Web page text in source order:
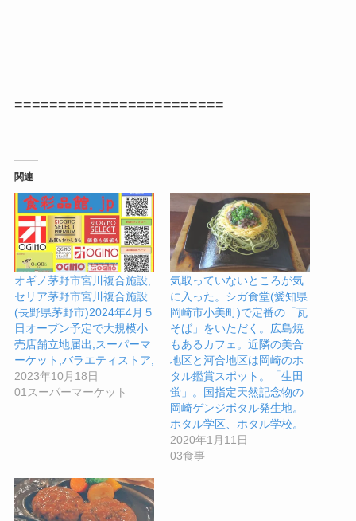
========================
関連
オギノ茅野市宮川複合施設,
セリア茅野市宮川複合施設
(長野県茅野市)2024年4月５
日オープン予定で大規模小
売店舗立地届出,スーパーマ
ーケット,バラエティストア,
2023年10月18日
01スーパーマーケット
気取っていないところが気
に入った。シガ食堂(愛知県
岡崎市小美町)で定番の「瓦
そば」をいただく。広島焼
もあるカフェ。近隣の美合
地区と河合地区は岡崎のホ
タル鑑賞スポット。「生田
蛍」。国指定天然記念物の
岡崎ゲンジボタル発生地。
ホタル学区、ホタル学校。
2020年1月11日
03食事